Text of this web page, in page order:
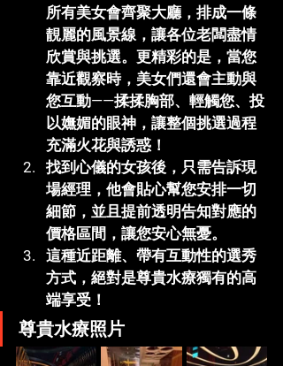
所有美女會齊聚大廳，排成一條
靚麗的風景線，讓各位老闆盡情
欣賞與挑選。更精彩的是，當您
靠近觀察時，美女們還會主動與
您互動——揉揉胸部、輕觸您、投
以嫵媚的眼神，讓整個挑選過程
充滿火花與誘惑！
找到心儀的女孩後，只需告訴現
場經理，他會貼心幫您安排一切
細節，並且提前透明告知對應的
價格區間，讓您安心無憂。
這種近距離、帶有互動性的選秀
方式，絕對是尊貴水療獨有的高
端享受！
尊貴水療照片